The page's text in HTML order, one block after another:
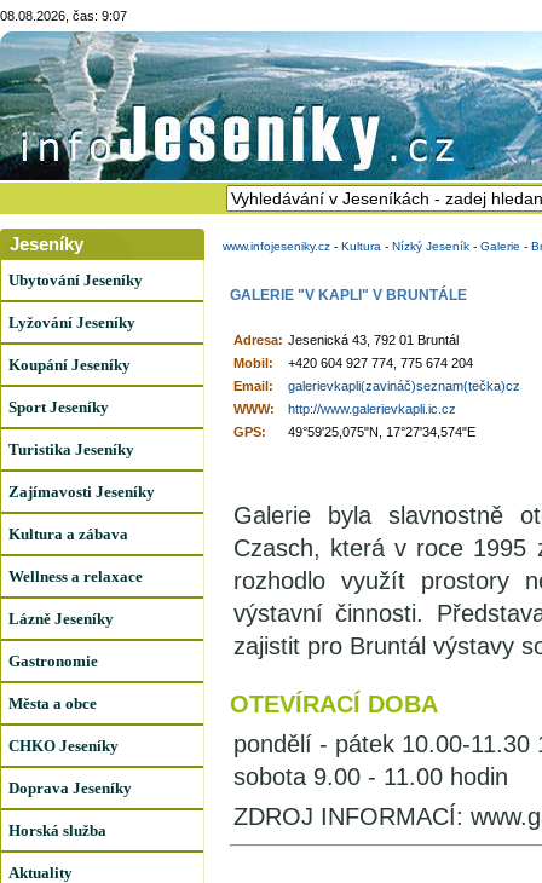
08.08.2026, čas: 9:07
Jeseníky
Ubytování Jeseníky
Lyžování Jeseníky
Koupání Jeseníky
Sport Jeseníky
Turistika Jeseníky
Zajímavosti Jeseníky
Kultura a zábava
Wellness a relaxace
Lázně Jeseníky
Gastronomie
Města a obce
CHKO Jeseníky
Doprava Jeseníky
Horská služba
Aktuality
www.infojeseniky.cz - Kultura - Nízký Jeseník - Galerie -
GALERIE "V KAPLI" V BRUNTÁLE
Adresa: Jesenická 43, 792 01 Bruntál
Mobil:
+420 604 927 774, 775 674 204
Email:
galerievkapli(zavináč)seznam(tečka)cz
WWW:
http://www.galerievkapli.ic.cz
GPS:
49°59'25,075"N, 17°27'34,574"E
Galerie byla slavnostně
Czasch, která v roce 1995
rozhodlo využít prostory
výstavní činnosti.
zajistit pro Bruntál výstavy
OTEVÍRACÍ DOBA
pondělí - pátek 10.00-11.30
sobota 9.00 - 11.00 hodin
ZDROJ INFORMACÍ: